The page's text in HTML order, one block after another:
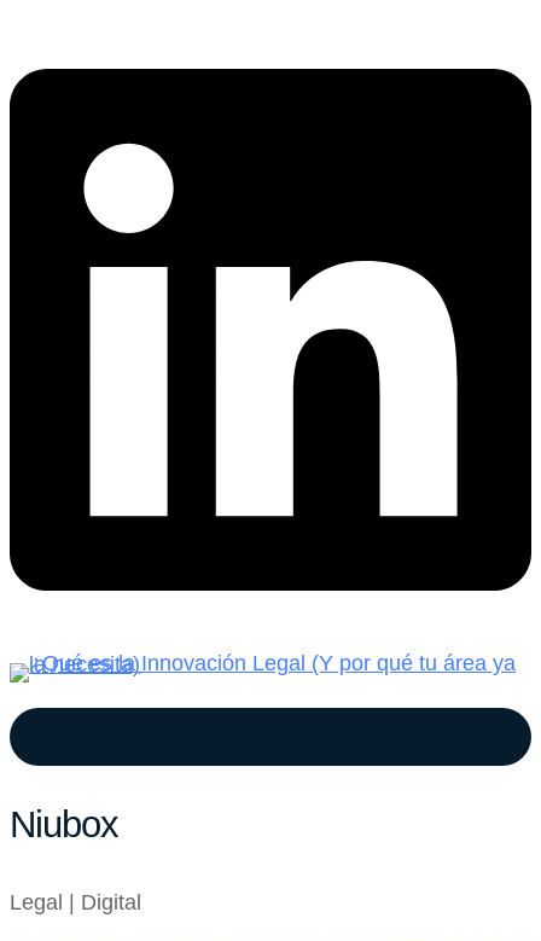
Niubox
Legal | Digital